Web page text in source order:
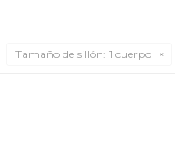
Tamaño de sillón: 1 cuerpo